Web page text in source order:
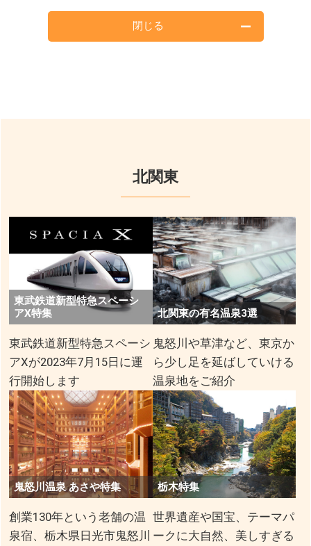
閉じる
北関東
東武鉄道新型特急スペーシ
アX特集
東武鉄道新型特急スペーシ
アXが2023年7月15日に運
行開始します
​北関東の有名温泉3選
鬼怒川や草津など、東京か
ら少し足を延ばしていける
温泉地をご紹介
鬼怒川温泉 あさや特集
創業130年という老舗の温
泉宿、栃木県日光市鬼怒川
栃木特集
世界遺産や国宝、テーマパ
ークに大自然、美しすぎる